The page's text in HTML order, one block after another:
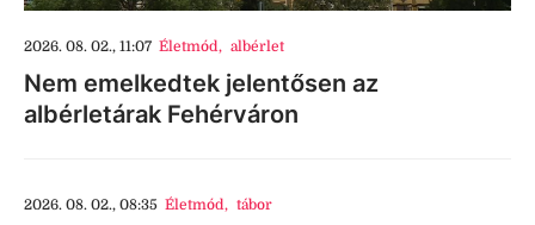
2026. 08. 02., 11:07 Életmód, albérlet
Nem emelkedtek jelentősen az
albérletárak Fehérváron
2026. 08. 02., 08:35 Életmód, tábor